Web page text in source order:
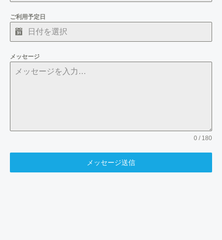
ご利用予定日
メッセージ
0 / 180
メッセージ送信